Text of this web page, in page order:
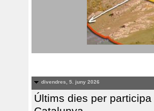
divendres, 5. juny 2026
Últims dies per